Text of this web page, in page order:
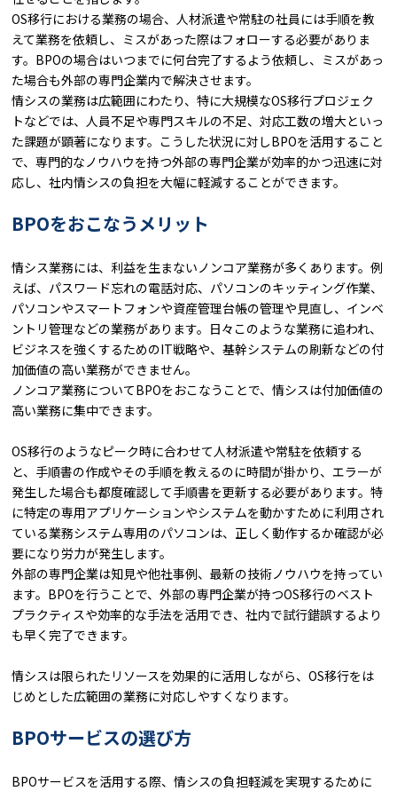
OS移行における業務の場合、人材派遣や常駐の社員には手順を教
えて業務を依頼し、ミスがあった際はフォローする必要がありま
す。BPOの場合はいつまでに何台完了するよう依頼し、ミスがあっ
た場合も外部の専門企業内で解決させます。
情シスの業務は広範囲にわたり、特に大規模なOS移行プロジェク
トなどでは、人員不足や専門スキルの不足、対応工数の増大といっ
た課題が顕著になります。こうした状況に対しBPOを活用すること
で、専門的なノウハウを持つ外部の専門企業が効率的かつ迅速に対
応し、社内情シスの負担を大幅に軽減することができます。
BPOをおこなうメリット
情シス業務には、利益を生まないノンコア業務が多くあります。例
えば、パスワード忘れの電話対応、パソコンのキッティング作業、
パソコンやスマートフォンや資産管理台帳の管理や見直し、インベ
ントリ管理などの業務があります。日々このような業務に追われ、
ビジネスを強くするためのIT戦略や、基幹システムの刷新などの付
加価値の高い業務ができません。
ノンコア業務についてBPOをおこなうことで、情シスは付加価値の
高い業務に集中できます。
OS移行のようなピーク時に合わせて人材派遣や常駐を依頼する
と、手順書の作成やその手順を教えるのに時間が掛かり、エラーが
発生した場合も都度確認して手順書を更新する必要があります。特
に特定の専用アプリケーションやシステムを動かすために利用され
ている業務システム専用のパソコンは、正しく動作するか確認が必
要になり労力が発生します。
外部の専門企業は知見や他社事例、最新の技術ノウハウを持ってい
ます。BPOを行うことで、外部の専門企業が持つOS移行のベスト
プラクティスや効率的な手法を活用でき、社内で試行錯誤するより
も早く完了できます。
情シスは限られたリソースを効果的に活用しながら、OS移行をは
じめとした広範囲の業務に対応しやすくなります。
BPOサービスの選び方
BPOサービスを活用する際、情シスの負担軽減を実現するために